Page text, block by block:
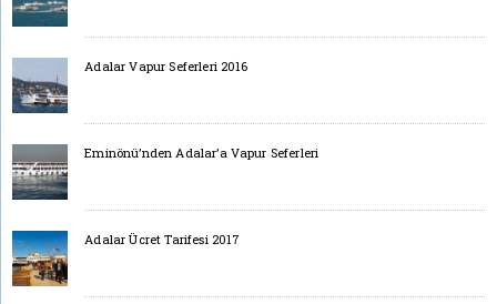
Adalar Vapur Seferleri 2016
Eminönü’nden Adalar’a Vapur Seferleri
Adalar Ücret Tarifesi 2017